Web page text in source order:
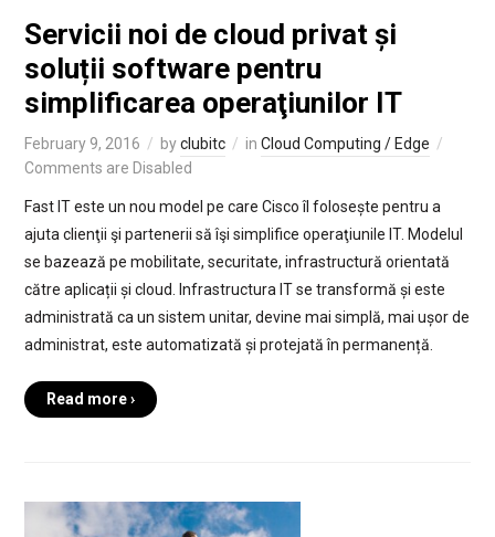
Servicii noi de cloud privat și
soluții software pentru
simplificarea operaţiunilor IT
February 9, 2016 byclubitc in Cloud Computing / Edge
Comments are Disabled
Fast IT este un nou model pe care Cisco îl folosește pentru a
ajuta clienţii şi partenerii să îşi simplifice operaţiunile IT. Modelul
se bazează pe mobilitate, securitate, infrastructură orientată
către aplicații și cloud. Infrastructura IT se transformă și este
administrată ca un sistem unitar, devine mai simplă, mai ușor de
administrat, este automatizată și protejată în permanență.
Read more ›